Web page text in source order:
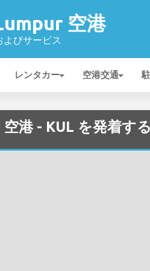
空港
びサービス
レンタカー 空港交通
港 - KUL を発着す